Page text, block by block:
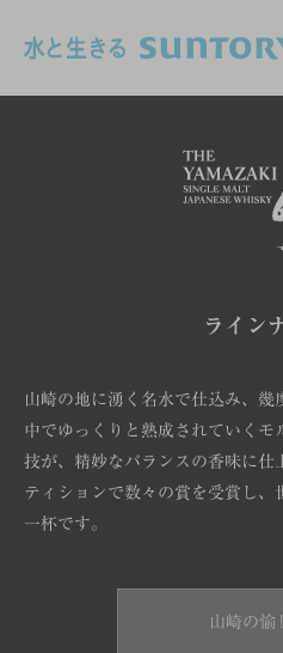
ライン
山崎の地に湧く名水で仕込み、
中でゆっくりと熟成されていくモ
技が、精妙なバランスの香味に仕
ティションで数々の賞を受賞し、
一杯です。
山崎の愉